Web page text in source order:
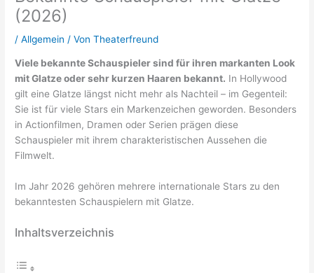
(2026)
/Allgemein / VonTheaterfreund
Viele bekannte Schauspieler sind für ihren markanten Look
mit Glatze oder sehr kurzen Haaren bekannt. In Hollywood
gilt eine Glatze längst nicht mehr als Nachteil – im Gegenteil:
Sie ist für viele Stars ein Markenzeichen geworden. Besonders
in Actionfilmen, Dramen oder Serien prägen diese
Schauspieler mit ihrem charakteristischen Aussehen die
Filmwelt.
Im Jahr 2026 gehören mehrere internationale Stars zu den
bekanntesten Schauspielern mit Glatze.
Inhaltsverzeichnis